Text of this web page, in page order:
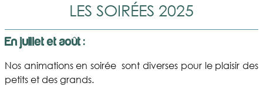
LES SOIRÉES 2025
En juillet et août :
Nos animations en soirée sont diverses pour le plaisir des
petits et des grands.